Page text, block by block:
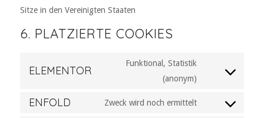
Sitze in den Vereinigten Staaten
6. PLATZIERTE COOKIES
ELEMENTOR
Funktional, Statistik
(anonym)
Consent
service
ENFOLD Zweck wird noch ermittelt
Consent